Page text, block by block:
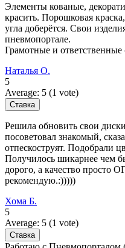
Элементы кованые,
красить. Порошковая
угла доберётся. Свои
пневмопортале.
Грамотные и ответственные
Наталья О.
5
Average: 5 (1 vote)
Решила обновить свои
посоветовал знакомый,
отпескоструят. Подобрали
Получилось шикарнее чем
дорого, а качество просто
рекомендую.:)))))
Хома Б.
5
Average: 5 (1 vote)